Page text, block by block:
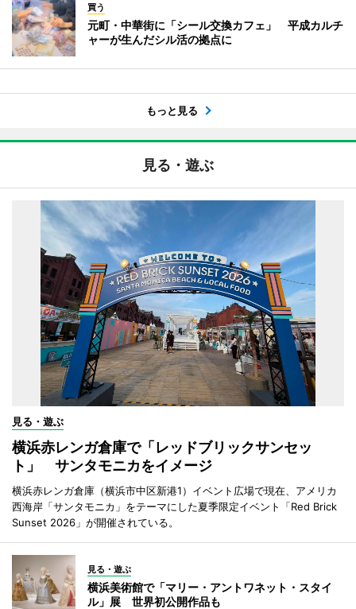
買う
元町・中華街に「シール交換カフェ」 平成カルチ
ャーが生んだシル活の拠点に
もっと見る
見る・遊ぶ
見る・遊ぶ
横浜赤レンガ倉庫で「レッドブリックサンセッ
ト」 サンタモニカをイメージ
横浜赤レンガ倉庫（横浜市中区新港1）イベント広場で現在、アメリカ
西海岸「サンタモニカ」をテーマにした夏季限定イベント「Red Brick
Sunset 2026」が開催されている。
見る・遊ぶ
横浜美術館で「マリー・アントワネット・スタイ
ル」展 世界初公開作品も